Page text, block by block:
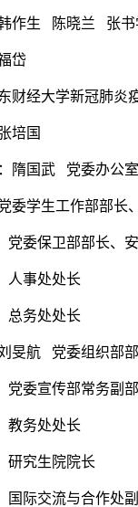
韩作生 陈晓兰 张
岱
财经大学新冠肺炎
培国
隋国武 党委办公
委学生工作部部长
委保卫部部长、
人事处处长
总务处处长
旻航 党委组织部
委宣传部常务副
教务处处长
研究生院院长
际交流与合作处